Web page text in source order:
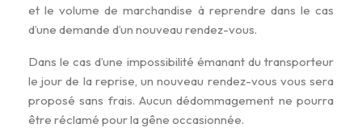
et le volume de marchandise à reprendre dans le cas
d’une demande d’un nouveau rendez-vous.
Dans le cas d’une impossibilité émanant du transporteur
le jour de la reprise, un nouveau rendez-vous vous sera
proposé sans frais. Aucun dédommagement ne pourra
être réclamé pour la gêne occasionnée.